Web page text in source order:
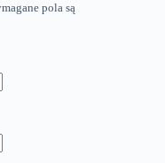
pola są